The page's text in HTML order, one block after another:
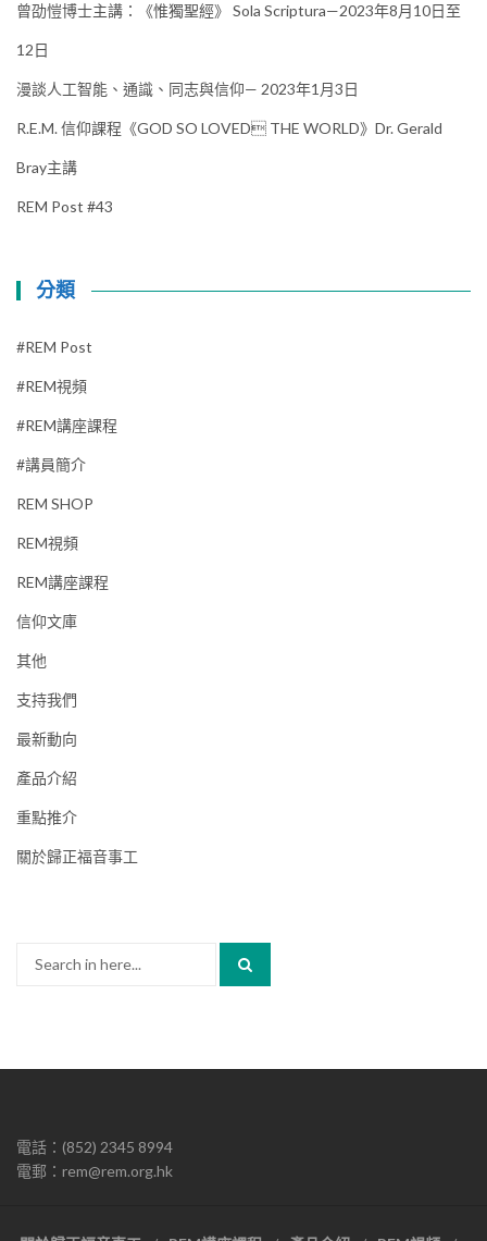
曾劭愷博士主講：《惟獨聖經》 Sola Scriptura—2023年8月10日至
12日
漫談人工智能、通識、同志與信仰— 2023年1月3日
R.E.M. 信仰課程《GOD SO LOVED THE WORLD》Dr. Gerald
Bray主講
REM Post #43
分類
#REM Post
#REM視頻
#REM講座課程
#講員簡介
REM SHOP
REM視頻
REM講座課程
信仰文庫
其他
支持我們
最新動向
產品介紹
重點推介
關於歸正福音事工
電話：(852) 2345 8994
電郵：rem@rem.org.hk